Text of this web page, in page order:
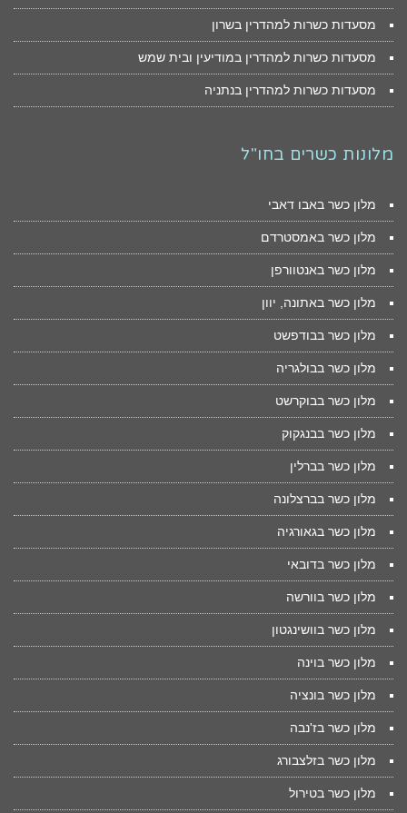
מסעדות כשרות למהדרין בשרון
מסעדות כשרות למהדרין במודיעין ובית שמש
מסעדות כשרות למהדרין בנתניה
מלונות כשרים בחו"ל
מלון כשר באבו דאבי
מלון כשר באמסטרדם
מלון כשר באנטוורפן
מלון כשר באתונה, יוון
מלון כשר בבודפשט
מלון כשר בבולגריה
מלון כשר בבוקרשט
מלון כשר בבנגקוק
מלון כשר בברלין
מלון כשר בברצלונה
מלון כשר בגאורגיה
מלון כשר בדובאי
מלון כשר בוורשה
מלון כשר בוושינגטון
מלון כשר בוינה
מלון כשר בונציה
מלון כשר בז'נבה
מלון כשר בזלצבורג
מלון כשר בטירול